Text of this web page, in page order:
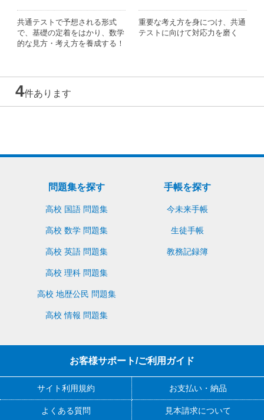
共通テストで予想される形式
で、基礎の定着をはかり、数学
的な見方・考え方を養成する！
重要な考え方を身につけ、共通
テストに向けて対応力を磨く
4件あります
問題集を探す
高校 国語 問題集
高校 数学 問題集
高校 英語 問題集
高校 理科 問題集
高校 地歴公民 問題集
高校 情報 問題集
手帳を探す
今未来手帳
生徒手帳
教務記録簿
お客様サポート/ご利用ガイド
サイト利用規約 お支払い・納品
よくある質問 見本請求について